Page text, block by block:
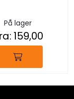
På lager
159,00